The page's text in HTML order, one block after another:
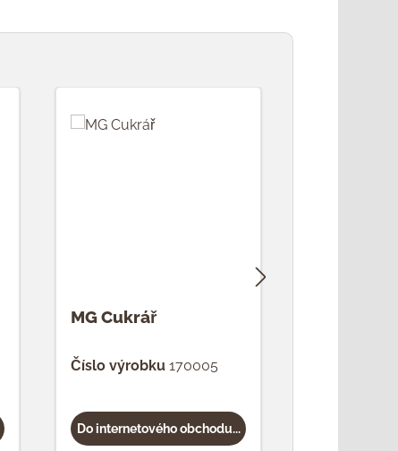
MG Cukrář
Číslo výrobku 170005
Do internetového obchodu...